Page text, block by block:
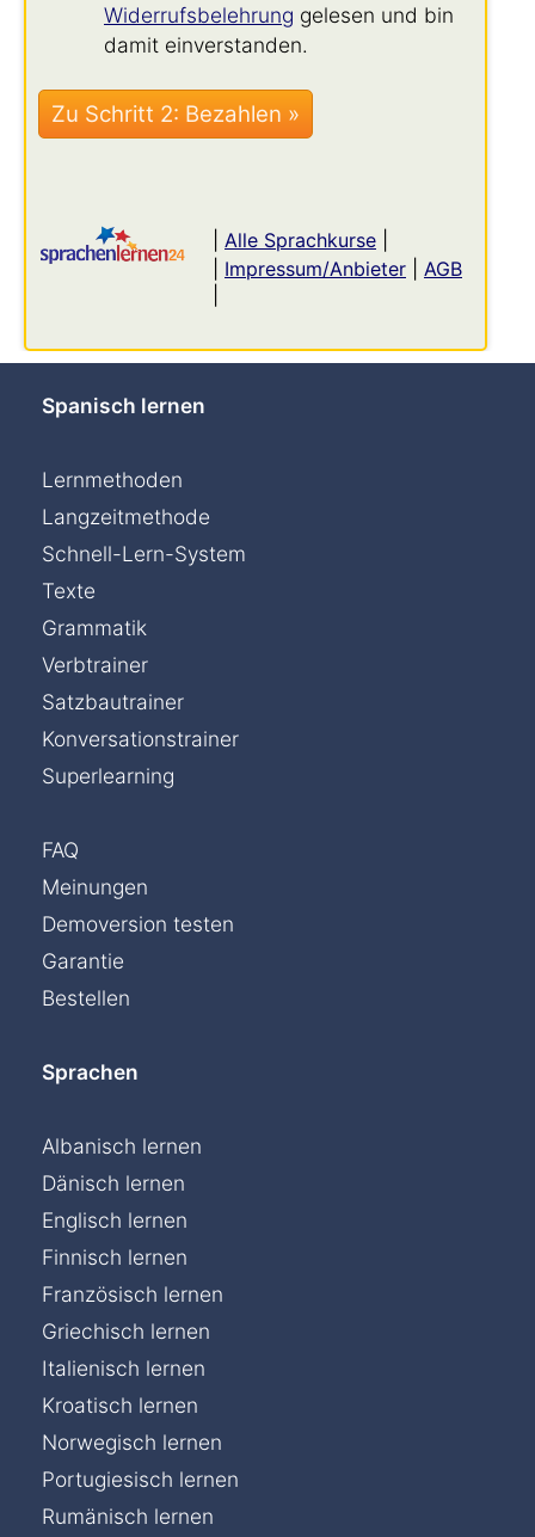
Widerrufsbelehrung gelesen und bin
damit einverstanden.
Alle Sprachkurse
Impressum/Anbieter
AGB
Spanisch lernen
Lernmethoden
Langzeitmethode
Schnell-Lern-System
Texte
Grammatik
Verbtrainer
Satzbautrainer
Konversationstrainer
Superlearning
FAQ
Meinungen
Demoversion testen
Garantie
Bestellen
Sprachen
Albanisch lernen
Dänisch lernen
Englisch lernen
Finnisch lernen
Französisch lernen
Griechisch lernen
Italienisch lernen
Kroatisch lernen
Norwegisch lernen
Portugiesisch lernen
Rumänisch lernen